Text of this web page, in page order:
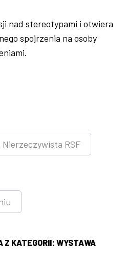
nad stereotypami i otwiera
spojrzenia na osoby
Nierzeczywista RSF
Z KATEGORII: WYSTAWA